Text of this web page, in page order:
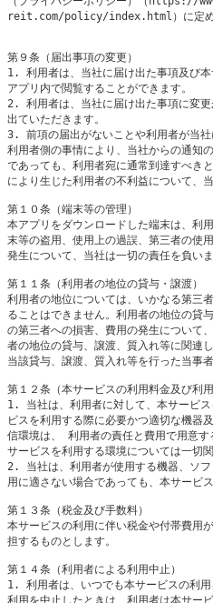
reit.com/policy/index.html）に定める
第９条（届出事項の変更）
1. 利用者は、当社に届け出た事項及び
アプリ内で閲覧することができます。
2. 利用者は、当社に届け出た事項に変
出ていただきます。
3. 前項の届出がないことや利用者が当
利用者側の事情により、当社からの通知
であっても、利用者宛に通常到達すべき
により生じた利用者の不利益について、
第１０条（端末等の管理）
本アプリをダウンロードした端末は、利
末等の盗用、使用上の過誤、第三者の使
発生について、当社は一切の責任を負いま
第１１条（利用者の地位の貸与・譲渡）
利用者の地位については、いかなる第三
ることはできません。利用者の地位の貸
の第三者への損害、費用の発生について
者の地位の貸与、譲渡、質入れ等に関連
当該貸与、譲渡、質入れ等を行った当事
第１２条（本サービスの利用料金及び利用
1. 当社は、利用者に対して、本サービ
ビスを利用する際に必要かつ適切な機器
信環境は、 利用者の責任と費用で用意
サービスを利用する環境については一切関
2. 当社は、利用者が使用する機器、ソ
用に適さない場合であっても、本サービ
第１３条（税金及び手数料）
本サービスの利用に伴い税金や付帯費用
担するものとします。
第１４条（利用者による利用中止）
1. 利用者は、いつでも本サービスの利
利用を中止したときは、利用者は本サー